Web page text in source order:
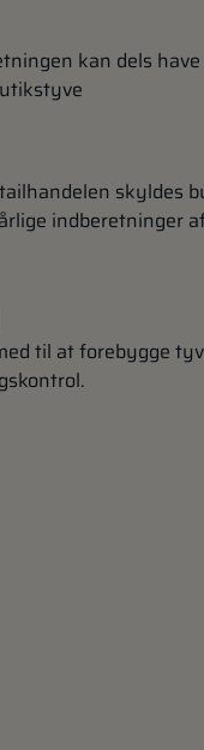
kan dels
skyldes
indberetninger
til at forebygge